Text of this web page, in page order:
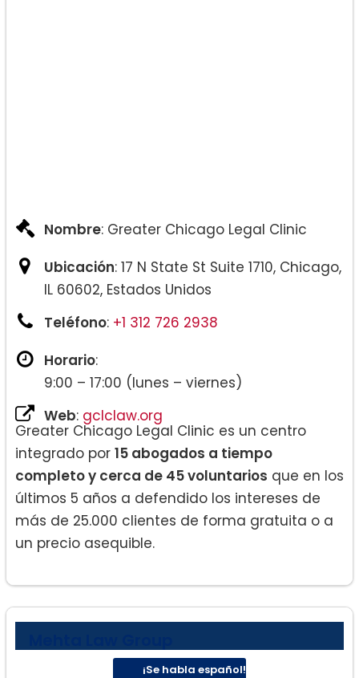
Nombre: Greater Chicago Legal Clinic
Ubicación: 17 N State St Suite 1710, Chicago,
IL 60602, Estados Unidos
Teléfono: +1 312 726 2938
Horario:
9:00 – 17:00 (lunes – viernes)
Web: gclclaw.org
Greater Chicago Legal Clinic es un centro
integrado por 15 abogados a tiempo
completo y cerca de 45 voluntarios que en los
últimos 5 años a defendido los intereses de
más de 25.000 clientes de forma gratuita o a
un precio asequible.
¡Se habla español!